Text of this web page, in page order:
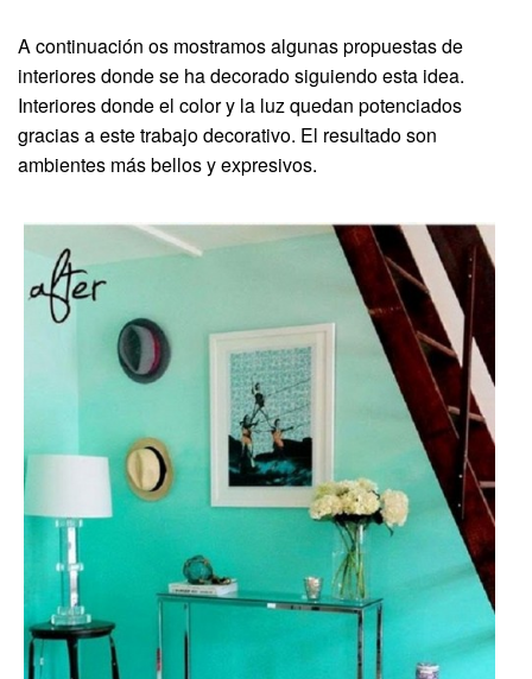
A continuación os mostramos algunas propuestas de
interiores donde se ha decorado siguiendo esta idea.
Interiores donde el color y la luz quedan potenciados
gracias a este trabajo decorativo. El resultado son
ambientes más bellos y expresivos.